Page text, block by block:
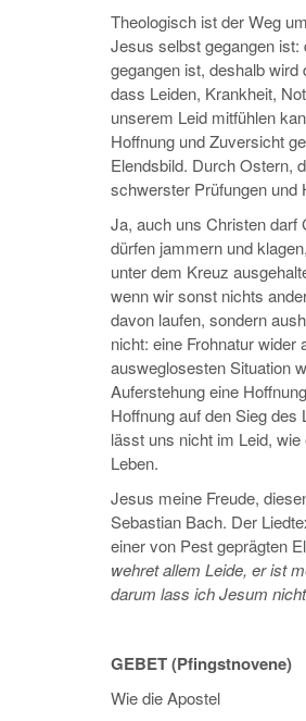
Theologisch ist der Weg
Jesus selbst gegangen
gegangen ist, deshalb
dass Leiden, Krankheit,
unserem Leid mitfühlen
Hoffnung und Zuversicht
Elendsbild. Durch Ostern,
schwerster Prüfungen und
Ja, auch uns Christen darf
dürfen jammern und
unter dem Kreuz
wenn wir sonst nichts
davon laufen, sondern
nicht: eine Frohnatur
ausweglosesten Situation
Auferstehung eine
Hoffnung auf den Sieg
lässt uns nicht im Leid,
Leben.
Jesus meine Freude,
Sebastian Bach. Der
einer von Pest geprägten
wehret allem Leide, er ist
darum lass ich Jesum
GEBET (Pfingstnovene)
Wie die Apostel